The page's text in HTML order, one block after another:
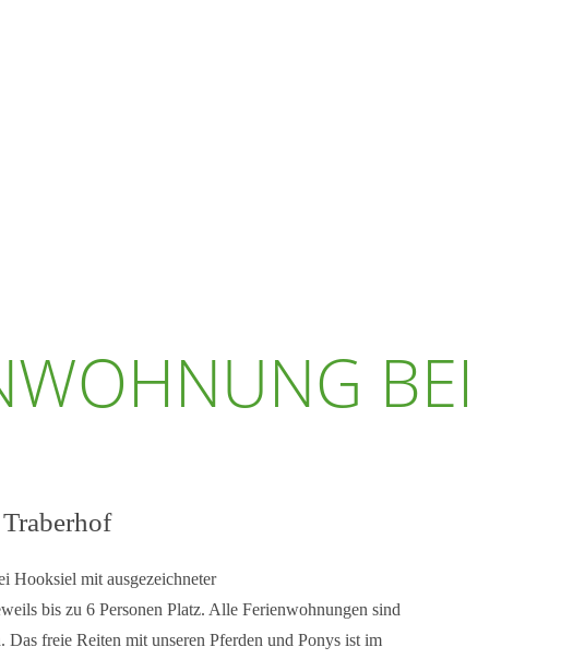
BEI
Hooksiel mit ausgezeichneter
bis zu 6 Personen Platz. Alle Ferienwohnungen sind
freie Reiten mit unseren Pferden und Ponys ist im